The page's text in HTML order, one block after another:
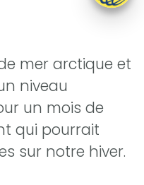
mer arctique et
niveau
un mois de
qui pourrait
sur notre hiver.